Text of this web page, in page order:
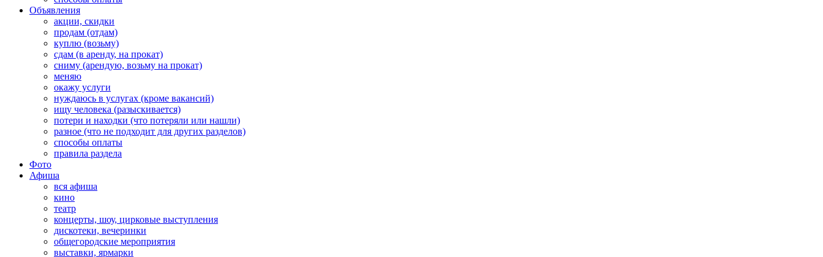
Объявления
акции, скидки
продам (отдам)
куплю (возьму)
сдам (в аренду, на прокат)
сниму (арендую, возьму на прокат)
меняю
окажу услуги
нуждаюсь в услугах (кроме вакансий)
ищу человека (разыскивается)
потери и находки (что потеряли или нашли)
разное (что не подходит для других разделов)
способы оплаты
правила раздела
Фото
Афиша
вся афиша
кино
театр
концерты, шоу, цирковые выступления
дискотеки, вечеринки
общегородские мероприятия
выставки, ярмарки